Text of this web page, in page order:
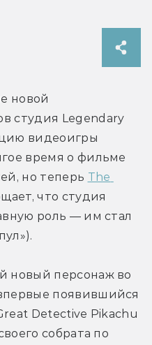
новой
видеоигры
время о фильме
но теперь The
что студия
роль — им стал
новый персонаж во
появившийся
Detective Pikachu
собрата по